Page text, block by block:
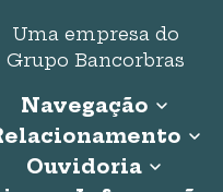
Uma empresa do
Grupo Bancorbras
Navegação
Início
Seguro Auto
Seguro Residencial
0800 707 0020
Ouvidoria